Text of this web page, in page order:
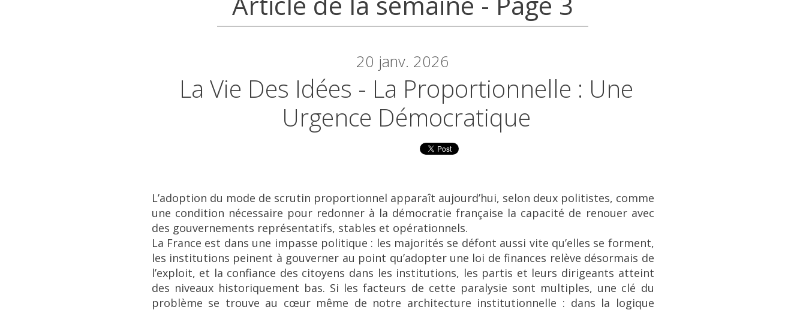
20 janv. 2026
La Vie Des Idées - La Proportionnelle : Une
Urgence Démocratique
L’adoption du mode de scrutin proportionnel apparaît aujourd’hui, selon deux politistes, comme
une condition nécessaire pour redonner à la démocratie française la capacité de renouer avec
des gouvernements représentatifs, stables et opérationnels.
La France est dans une impasse politique : les majorités se défont aussi vite qu’elles se forment,
les institutions peinent à gouverner au point qu’adopter une loi de finances relève désormais de
l’exploit, et la confiance des citoyens dans les institutions, les partis et leurs dirigeants atteint
des niveaux historiquement bas. Si les facteurs de cette paralysie sont multiples, une clé du
problème se trouve au cœur même de notre architecture institutionnelle : dans la logique